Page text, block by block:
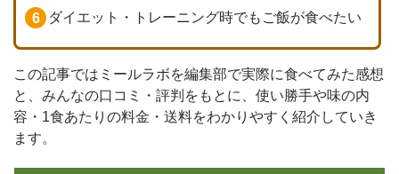
ダイエット・トレーニング時でもご飯が食べたい
この記事ではミールラボを編集部で実際に食べてみた感想
と、みんなの口コミ・評判をもとに、使い勝手や味の内
容・1食あたりの料金・送料をわかりやすく紹介していき
ます。